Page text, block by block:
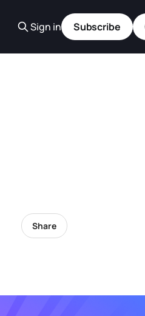
Sign in Subscribe
Share